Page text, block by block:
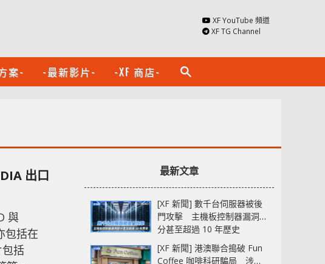
XF YouTube 頻道
XF TG Channel
案- -最新影片- -XF 商店- search
出口
與
包括在
最新文章
[XF 新聞] 數千台伺服器被後
門攻擊 主機板控制器漏洞部
分甚至超過 10 年歷史
[XF 新聞] 港澳聯合搗破 Fun
Coffee 咖啡科研騙局 涉款